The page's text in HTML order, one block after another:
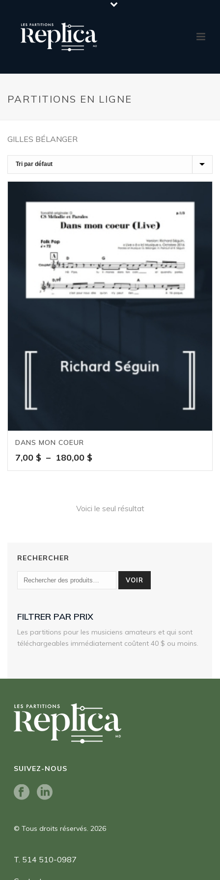
PARTITIONS EN LIGNE
GILLES BÉLANGER
DANS MON COEUR
7,00 $ – 180,00 $Plage
de
180,00 $
Voici le seul résultat
RECHERCHER
VOIR
FILTRER PAR PRIX
Les partitions pour les musiciens amateurs et qui sont
téléchargeables immédiatement coûtent 40 $ ou moins.
SUIVEZ-NOUS
© Tous droits réservés. 2026
T. 514 510-0987